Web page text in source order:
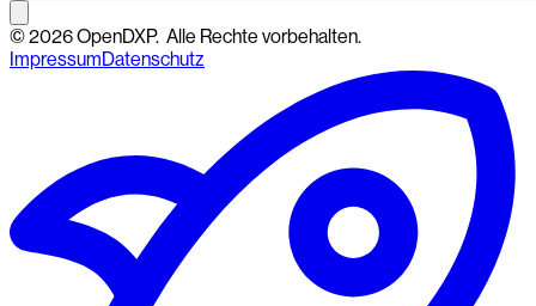
©2026OpenDXP. Alle Rechte vorbehalten.
ImpressumDatenschutz